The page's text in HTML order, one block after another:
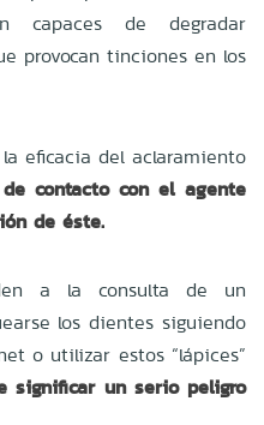
capaces de degradar
provocan tinciones en los
eficacia del aclaramiento
contacto con el agente
de éste.
a la consulta de un
los dientes siguiendo
o utilizar estos “lápices”
significar un serio peligro